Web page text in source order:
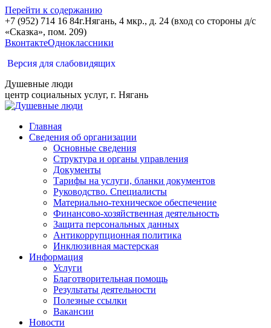
Перейти к содержанию
+7 (952) 714 16 84г.Нягань, 4 мкр., д. 24 (вход со стороны д/с
«Сказка», пом. 209)
ВконтактеОдноклассники
Версия для слабовидящих
Душевные люди
центр социальных услуг, г. Нягань
Главная
Сведения об организации
Основные сведения
Структура и органы управления
Документы
Тарифы на услуги, бланки документов
Руководство. Специалисты
Материально-техническое обеспечение
Финансово-хозяйственная деятельность
Защита персональных данных
Антикоррупционная политика
Инклюзивная мастерская
Информация
Услуги
Благотворительная помощь
Результаты деятельности
Полезные ссылки
Вакансии
Новости